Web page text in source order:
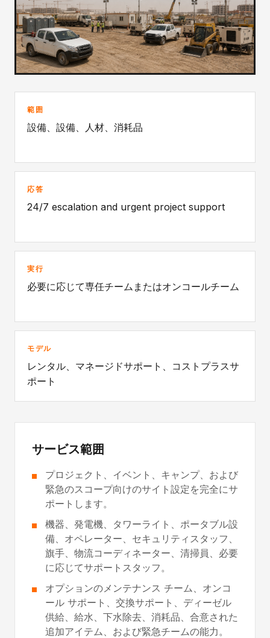
範囲
設備、設備、人材、消耗品
応答
24/7 escalation and urgent project support
実行
必要に応じて専任チームまたはオンコールチーム
モデル
レンタル、マネージドサポート、コストプラスサ
ポート
サービス範囲
プロジェクト、イベント、キャンプ、および
緊急のスコープ向けのサイト設定を完全にサ
ポートします。
機器、発電機、タワーライト、ポータブル設
備、オペレーター、セキュリティスタッフ、
旗手、物流コーディネーター、清掃員、必要
に応じてサポートスタッフ。
オプションのメンテナンス チーム、オンコ
ール サポート、交換サポート、ディーゼル
供給、給水、下水除去、消耗品、合意された
追加アイテム、および緊急チームの能力。